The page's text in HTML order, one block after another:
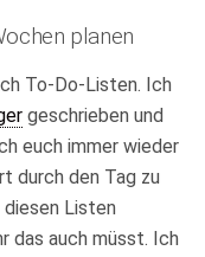
planen
To-Do-Listen. Ich
geschrieben und
euch immer wieder
durch den Tag zu
diesen Listen
das auch müsst. Ich